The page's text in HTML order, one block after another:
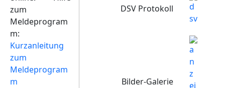
DSV Protokoll
Bilder-Galerie
zum
Meldeprogram
m:
Kurzanleitung
zum
Meldeprogram
m